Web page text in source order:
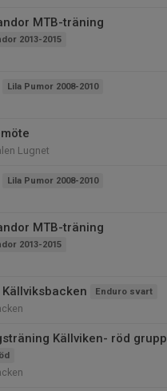
MTB-träning
2013-2015
Lila Pumor 2008-2010
Lugnet
Lila Pumor 2008-2010
MTB-träning
2013-2015
Enduro svart
Källviken- röd grupp